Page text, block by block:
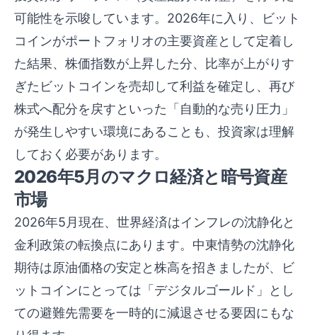
可能性を示唆しています。2026年に入り、ビット
コインがポートフォリオの主要資産として定着し
た結果、株価指数が上昇した分、比率が上がりす
ぎたビットコインを売却して利益を確定し、再び
株式へ配分を戻すといった「自動的な売り圧力」
が発生しやすい環境にあることも、投資家は理解
しておく必要があります。
2026年5月のマクロ経済と暗号資産
市場
2026年5月現在、世界経済はインフレの沈静化と
金利政策の転換点にあります。中東情勢の沈静化
期待は原油価格の安定と株高を招きましたが、ビ
ットコインにとっては「デジタルゴールド」とし
ての避難先需要を一時的に減退させる要因にもな